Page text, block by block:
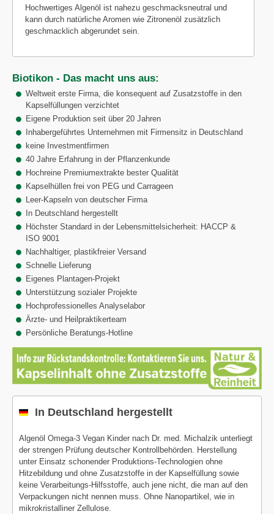
Hochwertiges Algenöl ist nahezu geschmacksneutral und
kann durch natürliche Aromen wie Zitronenöl zusätzlich
geschmacklich abgerundet sein.
Biotikon - Das macht uns aus:
Weltweit erste Firma, die konsequent auf Zusatzstoffe in den
Kapselfüllungen verzichtet
Eigene Produktion seit über 20 Jahren
Inhabergeführtes Unternehmen mit Firmensitz in Deutschland
keine Investmentfirmen
40 Jahre Erfahrung in der Pflanzenkunde
Hochreine Premiumextrakte bester Qualität
Kapselhüllen frei von PEG und Carrageen
Leer-Kapseln von deutscher Firma
In Deutschland hergestellt
Höchster Standard in der Lebensmittelsicherheit: HACCP &
ISO 9001
Nachhaltiger, plastikfreier Versand
Schnelle Lieferung
Eigenes Plantagen-Projekt
Unterstützung sozialer Projekte
Hochprofessionelles Analyselabor
Ärzte- und Heilpraktikerteam
Persönliche Beratungs-Hotline
In Deutschland hergestellt
Algenöl Omega-3 Vegan Kinder nach Dr. med. Michalzik unterliegt
der strengen Prüfung deutscher Kontrollbehörden. Herstellung
unter Einsatz schonender Produktions-Technologien ohne
Hitzebildung und ohne Zusatzstoffe in der Kapselfüllung sowie
keine Verarbeitungs-Hilfsstoffe, auch jene nicht, die man auf den
Verpackungen nicht nennen muss. Ohne Nanopartikel, wie in
mikrokristalliner Zellulose.